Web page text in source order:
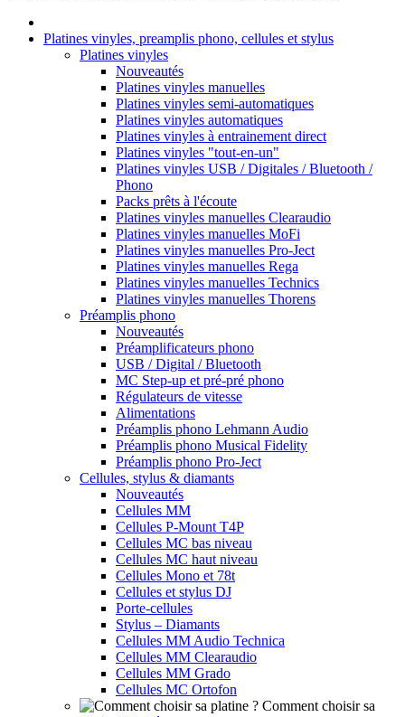
Platines vinyles, preamplis phono, cellules et stylus
Platines vinyles
Nouveautés
Platines vinyles manuelles
Platines vinyles semi-automatiques
Platines vinyles automatiques
Platines vinyles à entrainement direct
Platines vinyles "tout-en-un"
Platines vinyles USB / Digitales / Bluetooth /
Phono
Packs prêts à l'écoute
Platines vinyles manuelles Clearaudio
Platines vinyles manuelles MoFi
Platines vinyles manuelles Pro-Ject
Platines vinyles manuelles Rega
Platines vinyles manuelles Technics
Platines vinyles manuelles Thorens
Préamplis phono
Nouveautés
Préamplificateurs phono
USB / Digital / Bluetooth
MC Step-up et pré-pré phono
Régulateurs de vitesse
Alimentations
Préamplis phono Lehmann Audio
Préamplis phono Musical Fidelity
Préamplis phono Pro-Ject
Cellules, stylus & diamants
Nouveautés
Cellules MM
Cellules P-Mount T4P
Cellules MC bas niveau
Cellules MC haut niveau
Cellules Mono et 78t
Cellules et stylus DJ
Porte-cellules
Stylus – Diamants
Cellules MM Audio Technica
Cellules MM Clearaudio
Cellules MM Grado
Cellules MC Ortofon
Comment choisir sa